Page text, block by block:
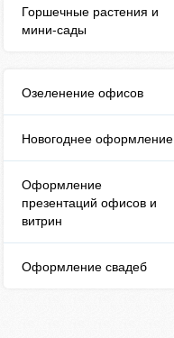
Горшечные растения и
мини-сады
Озеленение офисов
Новогоднее оформление
Оформление
презентаций офисов и
витрин
Оформление свадеб